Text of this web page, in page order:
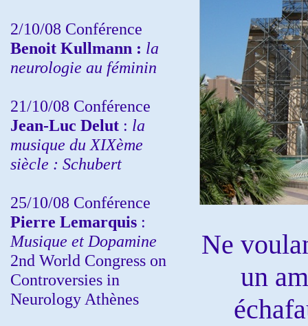
2/10/08 Conférence
Benoit Kullmann : la
neurologie au féminin
21/10/08 Conférence
Jean-Luc Delut : la
musique du XIXème
siècle : Schubert
25/10/08 Conférence
Pierre Lemarquis :
Musique et Dopamine
2nd World Congress on
Controversies in
Neurology Athènes
Ne
un